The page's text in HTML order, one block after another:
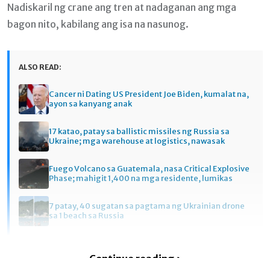
Nadiskaril ng crane ang tren at nadaganan ang mga
bagon nito, kabilang ang isa na nasunog.
ALSO READ:
Cancer ni Dating US President Joe Biden, kumalat na,
ayon sa kanyang anak
17 katao, patay sa ballistic missiles ng Russia sa
Ukraine; mga warehouse at logistics, nawasak
Fuego Volcano sa Guatemala, nasa Critical Explosive
Phase; mahigit 1,400 na mga residente, lumikas
7 patay, 40 sugatan sa pagtama ng Ukrainian drone
sa 1 beach sa Russia